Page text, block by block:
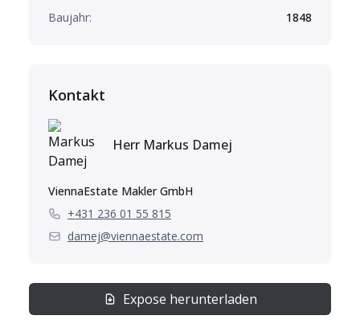
Baujahr:
1848
Kontakt
Herr Markus Damej
ViennaEstate Makler GmbH
+431 236 01 55 815
damej@viennaestate.com
Expose herunterladen